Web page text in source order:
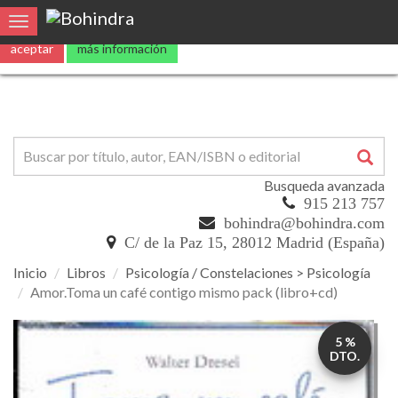
Utilizamoscookies propias y de terceros para mejorar nuestros
aceptar más información
Toggle navigation
Busqueda avanzada
915 213 757
bohindra@bohindra.com
C/ de la Paz 15, 28012 Madrid (España)
Inicio Libros
Psicología / Constelaciones > Psicología
Amor.Toma un café contigo mismo pack (libro+cd)
Amor.Toma
café
5 %
DTO.